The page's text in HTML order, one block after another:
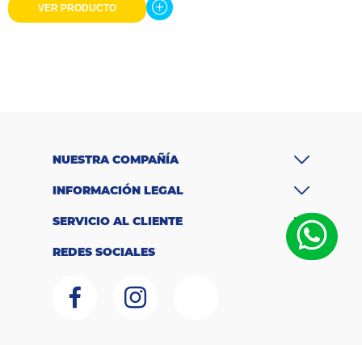
VER PRODUCTO
NUESTRA COMPAÑÍA
INFORMACIÓN LEGAL
SERVICIO AL CLIENTE
REDES SOCIALES